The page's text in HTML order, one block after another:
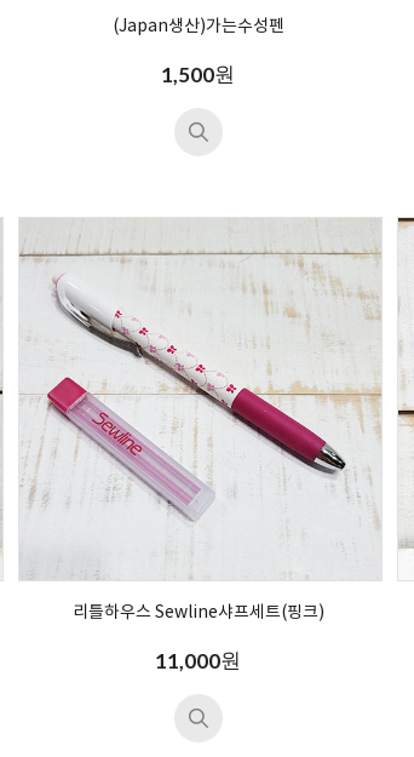
(Japan생산)가는수성펜
1,500원
리틀하우스 Sewline샤프세트(핑크)
11,000원